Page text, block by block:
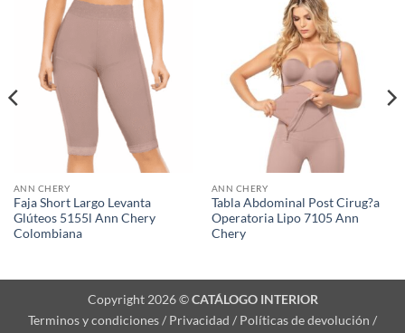
ANN CHERY
Faja Short Largo Levanta
Glúteos 5155l Ann Chery
Colombiana
ANN CHERY
Tabla Abdominal Post Cirug?a
Operatoria Lipo 7105 Ann
Chery
Copyright 2026 ©CATÁLOGO INTERIOR
Terminos y condiciones / Privacidad / Políticas de devolución /